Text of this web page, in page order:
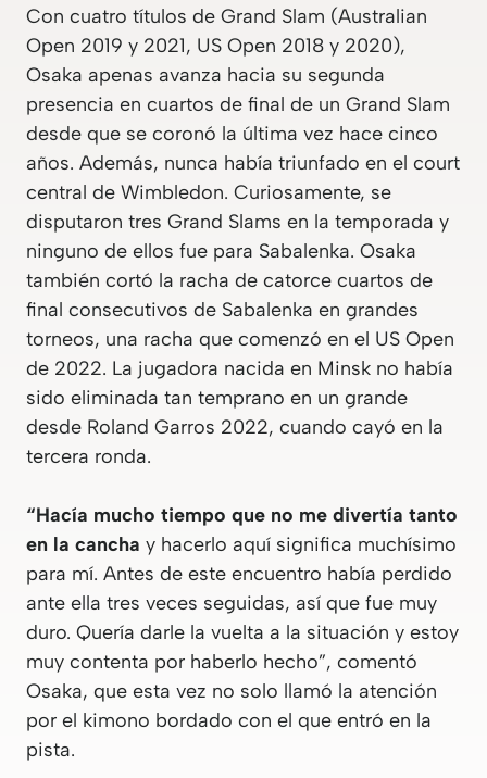
Con cuatro títulos de Grand Slam (Australian
Open 2019 y 2021, US Open 2018 y 2020),
Osaka apenas avanza hacia su segunda
presencia en cuartos de final de un Grand Slam
desde que se coronó la última vez hace cinco
años. Además, nunca había triunfado en el court
central de Wimbledon. Curiosamente, se
disputaron tres Grand Slams en la temporada y
ninguno de ellos fue para Sabalenka. Osaka
también cortó la racha de catorce cuartos de
final consecutivos de Sabalenka en grandes
torneos, una racha que comenzó en el US Open
de 2022. La jugadora nacida en Minsk no había
sido eliminada tan temprano en un grande
desde Roland Garros 2022, cuando cayó en la
tercera ronda.
“Hacía mucho tiempo que no me divertía tanto
en la cancha y hacerlo aquí significa muchísimo
para mí. Antes de este encuentro había perdido
ante ella tres veces seguidas, así que fue muy
duro. Quería darle la vuelta a la situación y estoy
muy contenta por haberlo hecho”, comentó
Osaka, que esta vez no solo llamó la atención
por el kimono bordado con el que entró en la
pista.